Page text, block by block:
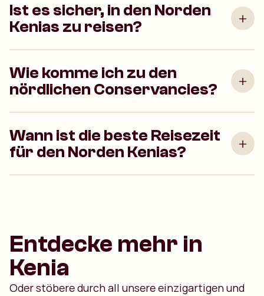
Ist es sicher, in den Norden
Kenias zu reisen?
Wie komme ich zu den
nördlichen Conservancies?
Wann ist die beste Reisezeit
für den Norden Kenias?
Entdecke mehr in
Kenia
Oder stöbere durch all unsere einzigartigen und